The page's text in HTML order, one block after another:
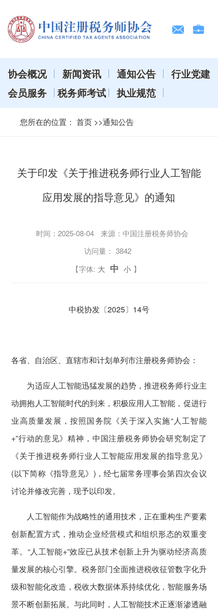
协会概况 新闻资讯 通知公告
行业党建
会员服务
税务师考试 执业规范
您所在的位置： 首页 >>通知公告
关于印发《关于推进税务师行业人工智能
应用发展的指导意见》的通知
时间：2025-08-04
来源：中国注册税务师协会
访问量： 3842
【字体: 大 中 小 】
中税协发〔2025〕14号
各省、自治区、直辖市和计划单列市注册税务师协会：
为适应人工智能迅猛发展的趋势，推进税务师行业主
动拥抱人工智能时代的到来，积极应用人工智能，促进行
业高质量发展，按照国务院《关于深入实施“人工智能
+”行动的意见》精神，中国注册税务师协会研究制定了
《关于推进税务师行业人工智能应用发展的指导意见》
(以下简称《指导意见》)，经七届常务理事会第四次会议
讨论并修改完善，现予以印发。
人工智能作为战略性的通用技术，正在重构生产要素
创新配置方式，推动企业经营模式和组织形态的双重变
革。“人工智能+”效应已从技术创新上升为驱动经济高质
量发展的核心引擎。税务部门全面推进税收征管数字化升
级和智能化改造，税收大数据体系持续优化，智能服务场
景不断创新拓展。与此同时，人工智能技术正逐渐渗透融